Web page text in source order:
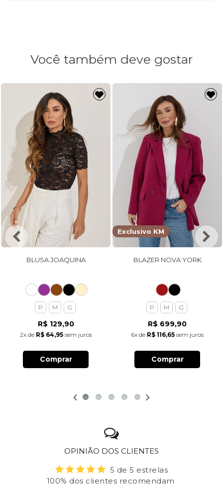
Você também deve gostar
BLUSA JOAQUINA
P M G
R$ 129,90
2xde R$ 64,95sem juros
Comprar
Exclusivo KM
BLAZER NOVA YORK
P M G
R$ 699,90
6x de R$ 116,65 sem juros
Comprar
OPINIÃO DOS CLIENTES
5 de 5 estrelas
100% dos clientes recomendam